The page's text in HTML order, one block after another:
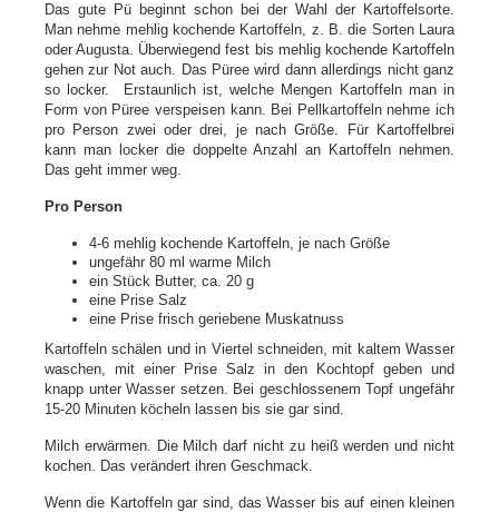
Das gute Pü beginnt schon bei der Wahl der Kartoffelsorte.
Man nehme mehlig kochende Kartoffeln, z. B. die Sorten Laura
oder Augusta. Überwiegend fest bis mehlig kochende Kartoffeln
gehen zur Not auch. Das Püree wird dann allerdings nicht ganz
so locker. Erstaunlich ist, welche Mengen Kartoffeln man in
Form von Püree verspeisen kann. Bei Pellkartoffeln nehme ich
pro Person zwei oder drei, je nach Größe. Für Kartoffelbrei
kann man locker die doppelte Anzahl an Kartoffeln nehmen.
Das geht immer weg.
Pro Person
4-6 mehlig kochende Kartoffeln, je nach Größe
ungefähr 80 ml warme Milch
ein Stück Butter, ca. 20 g
eine Prise Salz
eine Prise frisch geriebene Muskatnuss
Kartoffeln schälen und in Viertel schneiden, mit kaltem Wasser
waschen, mit einer Prise Salz in den Kochtopf geben und
knapp unter Wasser setzen. Bei geschlossenem Topf ungefähr
15-20 Minuten köcheln lassen bis sie gar sind.
Milch erwärmen. Die Milch darf nicht zu heiß werden und nicht
kochen. Das verändert ihren Geschmack.
Wenn die Kartoffeln gar sind, das Wasser bis auf einen kleinen